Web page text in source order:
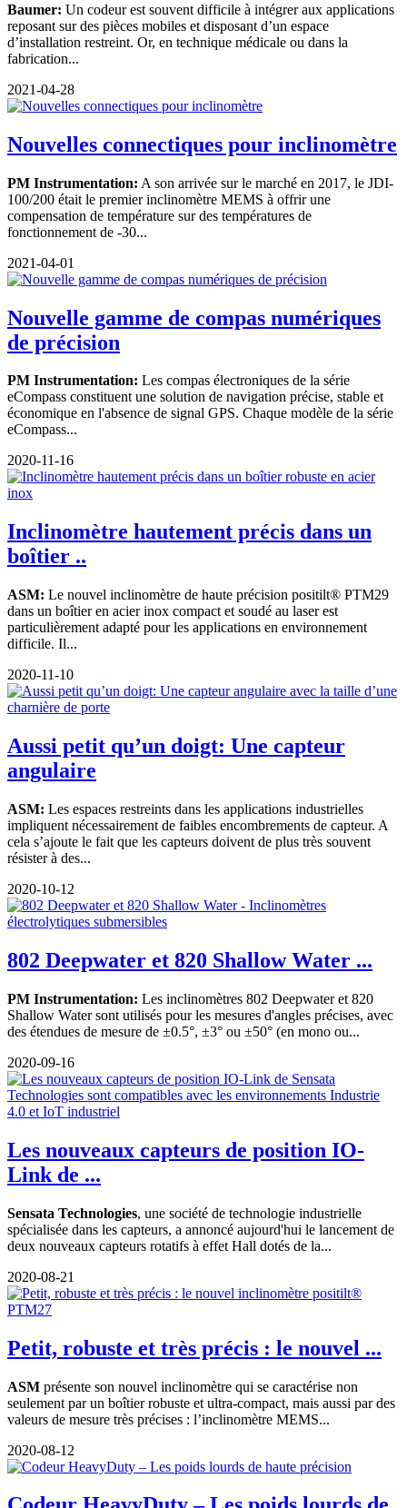
Baumer: Un codeur est souvent difficile à intégrer aux applications
reposant sur des pièces mobiles et disposant d’un espace
d’installation restreint. Or, en technique médicale ou dans la
fabrication...
2021-04-28
Nouvelles connectiques pour inclinomètre
PM Instrumentation: A son arrivée sur le marché en 2017, le JDI-
100/200 était le premier inclinomètre MEMS à offrir une
compensation de température sur des températures de
fonctionnement de -30...
2021-04-01
Nouvelle gamme de compas numériques
de précision
PM Instrumentation: Les compas électroniques de la série
eCompass constituent une solution de navigation précise, stable et
économique en l'absence de signal GPS. Chaque modèle de la série
eCompass...
2020-11-16
Inclinomètre hautement précis dans un
boîtier ..
ASM: Le nouvel inclinomètre de haute précision positilt® PTM29
dans un boîtier en acier inox compact et soudé au laser est
particulièrement adapté pour les applications en environnement
difficile. Il...
2020-11-10
Aussi petit qu’un doigt: Une capteur
angulaire
ASM: Les espaces restreints dans les applications industrielles
impliquent nécessairement de faibles encombrements de capteur. A
cela s’ajoute le fait que les capteurs doivent de plus très souvent
résister à des...
2020-10-12
802 Deepwater et 820 Shallow Water ...
PM Instrumentation: Les inclinomètres 802 Deepwater et 820
Shallow Water sont utilisés pour les mesures d'angles précises, avec
des étendues de mesure de ±0.5°, ±3° ou ±50° (en mono ou...
2020-09-16
Les nouveaux capteurs de position IO-
Link de ...
Sensata Technologies, une société de technologie industrielle
spécialisée dans les capteurs, a annoncé aujourd'hui le lancement de
deux nouveaux capteurs rotatifs à effet Hall dotés de la...
2020-08-21
Petit, robuste et très précis : le nouvel ...
ASM présente son nouvel inclinomètre qui se caractérise non
seulement par un boîtier robuste et ultra-compact, mais aussi par des
valeurs de mesure très précises : l’inclinomètre MEMS...
2020-08-12